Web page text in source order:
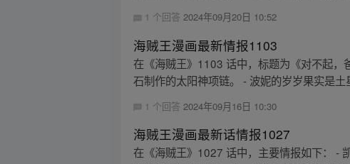
1 个回答2024年09月20日 10:52
海贼王漫画最新情报1103
在《海贼王》1103 话中，标题为《对不起
石制作的太阳神项链。 - 波妮的岁岁果实是
1 个回答 2024年09月16日 10:30
海贼王漫画最新话情报1027
在《海贼王》1027 话中，主要情报如下： -